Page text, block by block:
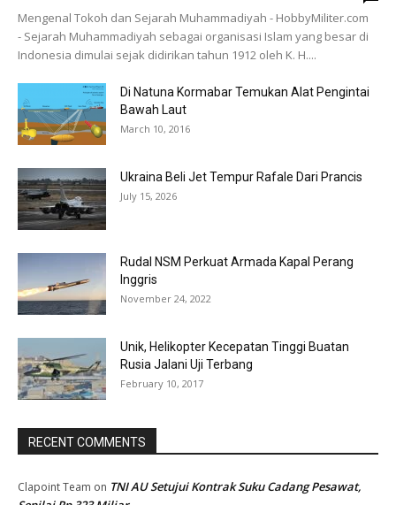
Mengenal Tokoh dan Sejarah Muhammadiyah - HobbyMiliter.com
- Sejarah Muhammadiyah sebagai organisasi Islam yang besar di
Indonesia dimulai sejak didirikan tahun 1912 oleh K. H....
Di Natuna Kormabar Temukan Alat Pengintai
Bawah Laut
March 10, 2016
Ukraina Beli Jet Tempur Rafale Dari Prancis
July 15, 2026
Rudal NSM Perkuat Armada Kapal Perang
Inggris
November 24, 2022
Unik, Helikopter Kecepatan Tinggi Buatan
Rusia Jalani Uji Terbang
February 10, 2017
RECENT COMMENTS
Clapoint Team on TNI AU Setujui Kontrak Suku Cadang Pesawat,